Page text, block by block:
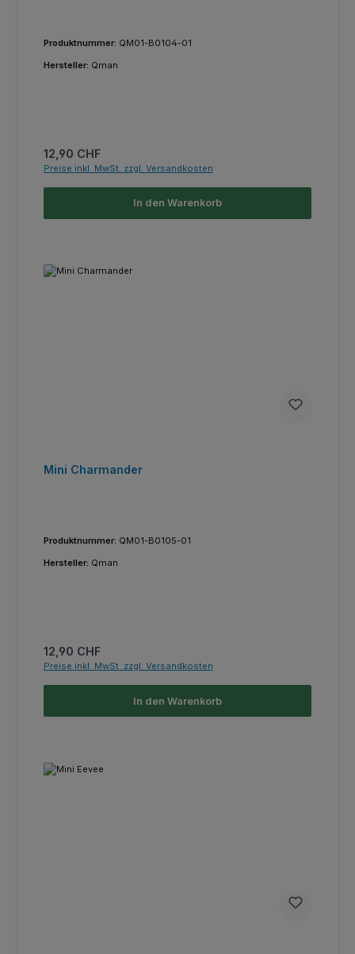
Produktnummer: QM01-B0104-01
Hersteller: Qman
Regulärer Preis:
12,90 CHF
Preise inkl. MwSt. zzgl. Versandkosten
In den Warenkorb
Mini Charmander
Produktnummer: QM01-B0105-01
Hersteller: Qman
Regulärer Preis:
12,90 CHF
Preise inkl. MwSt. zzgl. Versandkosten
In den Warenkorb